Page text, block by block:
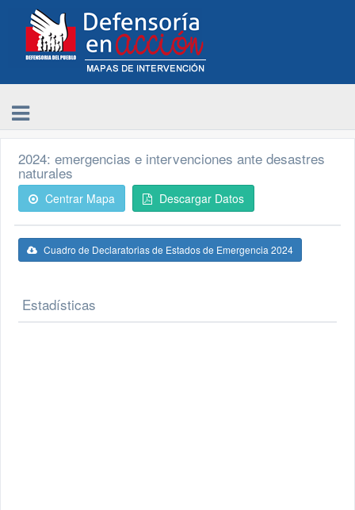
2024: emergencias e intervenciones ante desastres
naturales
Centrar Mapa Descargar Datos
Cuadro de Declaratorias de Estados de Emergencia 2024
Estadísticas